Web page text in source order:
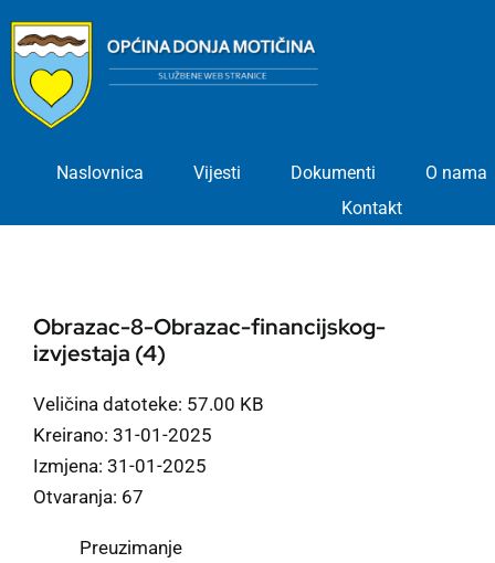
content
Naslovnica Vijesti Dokumenti
O nama
Kontakt
Obrazac-8-Obrazac-financijskog-
izvjestaja (4)
Veličina datoteke: 57.00 KB
Kreirano: 31-01-2025
Izmjena: 31-01-2025
Otvaranja: 67
Preuzimanje